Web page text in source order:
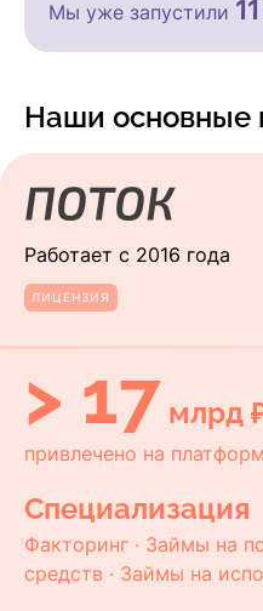
Мы уже запустили 11
Наши основные
Работает с 2016 года
ЛИЦЕНЗИЯ
> 17 млрд
привлечено на
Специализация
Факторинг · Займы на
средств · Займы на